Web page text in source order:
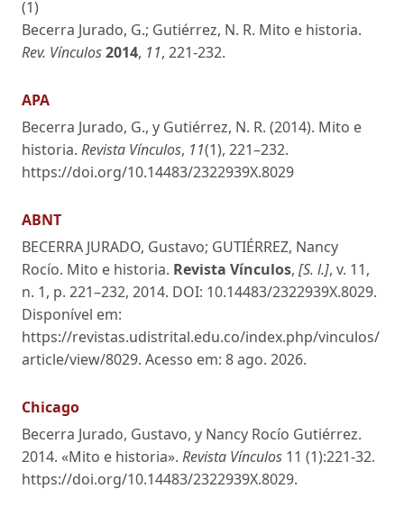
(1)
Becerra Jurado, G.; Gutiérrez, N. R. Mito e historia.
Rev. Vínculos2014, 11, 221-232.
APA
Becerra Jurado, G., y Gutiérrez, N. R. (2014). Mito e
historia. Revista Vínculos, 11(1), 221–232.
https://doi.org/10.14483/2322939X.8029
ABNT
BECERRA JURADO, Gustavo; GUTIÉRREZ, Nancy
Rocío. Mito e historia. Revista Vínculos, [S. l.], v. 11,
n. 1, p. 221–232, 2014. DOI: 10.14483/2322939X.8029.
Disponível em:
https://revistas.udistrital.edu.co/index.php/vinculos/
article/view/8029. Acesso em: 8 ago. 2026.
Chicago
Becerra Jurado, Gustavo, y Nancy Rocío Gutiérrez.
2014. «Mito e historia». Revista Vínculos 11 (1):221-32.
https://doi.org/10.14483/2322939X.8029.